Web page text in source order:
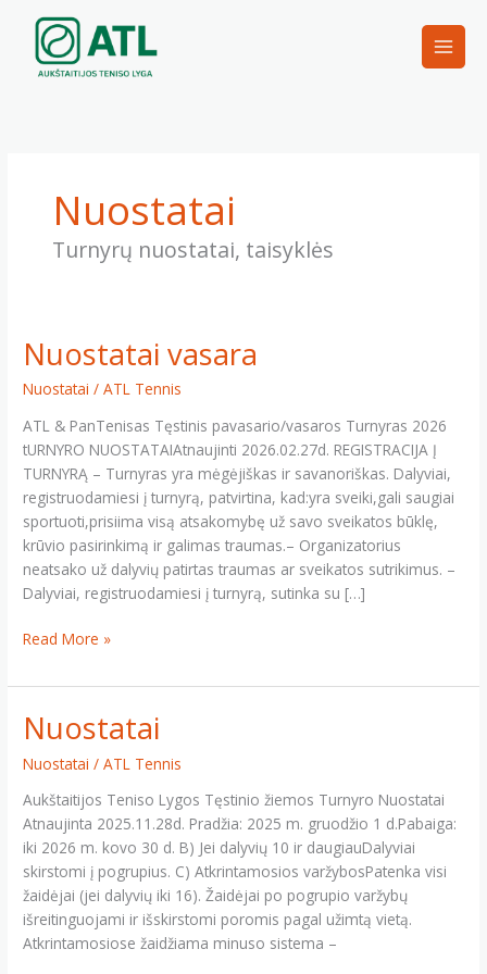
turinio
Nuostatai
Turnyrų nuostatai, taisyklės
Nuostatai vasara
Nuostatai /ATL Tennis
ATL & PanTenisas Tęstinis pavasario/vasaros Turnyras 2026
tURNYRO NUOSTATAIAtnaujinti 2026.02.27d. REGISTRACIJA Į
TURNYRĄ – Turnyras yra mėgėjiškas ir savanoriškas. Dalyviai,
registruodamiesi į turnyrą, patvirtina, kad:yra sveiki,gali saugiai
sportuoti,prisiima visą atsakomybę už savo sveikatos būklę,
krūvio pasirinkimą ir galimas traumas.– Organizatorius
neatsako už dalyvių patirtas traumas ar sveikatos sutrikimus. –
Dalyviai, registruodamiesi į turnyrą, sutinka su […]
Nuostatai
Read More »
Nuostatai
Nuostatai /ATL Tennis
Aukštaitijos Teniso Lygos Tęstinio žiemos Turnyro Nuostatai
Atnaujinta 2025.11.28d. Pradžia: 2025 m. gruodžio 1 d.Pabaiga:
iki 2026 m. kovo 30 d. B) Jei dalyvių 10 ir daugiauDalyviai
skirstomi į pogrupius. C) Atkrintamosios varžybosPatenka visi
žaidėjai (jei dalyvių iki 16). Žaidėjai po pogrupio varžybų
išreitinguojami ir išskirstomi poromis pagal užimtą vietą.
Atkrintamosiose žaidžiama minuso sistema –